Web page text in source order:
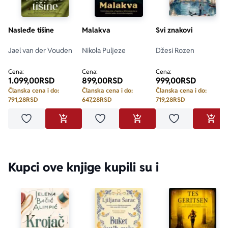
Nasleđe tišine
Jael van der Vouden
Cena:
1.099,00RSD
Članska cena i do:
791,28RSD
Dodaj u omiljeneDODAJ U KORPU
Malakva
Nikola Puljeze
Cena:
899,00RSD
Članska cena i do:
647,28RSD
Dodaj u omiljeneDODAJ U KORPU
Svi znakovi
Džesi Rozen
Cena:
999,00RSD
Članska cena i do:
719,28RSD
Dodaj u
Kupci ove knjige kupili su i